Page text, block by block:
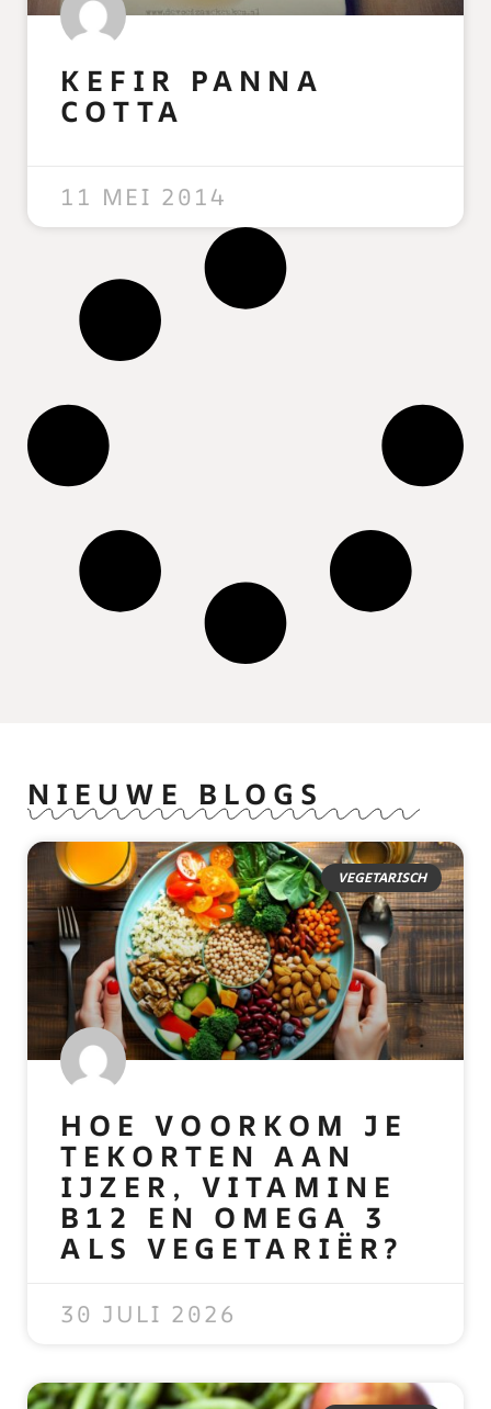
KEFIR PANNA
COTTA
11 MEI 2014
NIEUWE BLOGS
VEGETARISCH
HOE VOORKOM JE
TEKORTEN AAN
IJZER, VITAMINE
B12 EN OMEGA 3
ALS VEGETARIËR?
30 JULI 2026